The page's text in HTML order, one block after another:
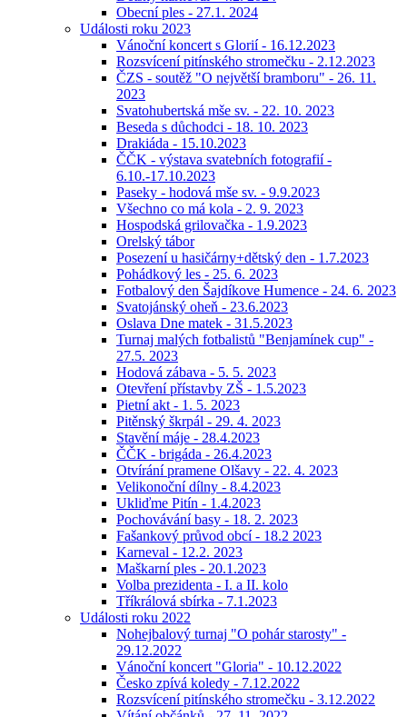
Obecní ples - 27.1. 2024
Události roku 2023
Vánoční koncert s Glorií - 16.12.2023
Rozsvícení pitínského stromečku - 2.12.2023
ČZS - soutěž "O největší bramboru" - 26. 11.
2023
Svatohubertská mše sv. - 22. 10. 2023
Beseda s důchodci - 18. 10. 2023
Drakiáda - 15.10.2023
ČČK - výstava svatebních fotografií -
6.10.-17.10.2023
Paseky - hodová mše sv. - 9.9.2023
Všechno co má kola - 2. 9. 2023
Hospodská grilovačka - 1.9.2023
Orelský tábor
Posezení u hasičárny+dětský den - 1.7.2023
Pohádkový les - 25. 6. 2023
Fotbalový den Šajdíkove Humence - 24. 6. 2023
Svatojánský oheň - 23.6.2023
Oslava Dne matek - 31.5.2023
Turnaj malých fotbalistů "Benjamínek cup" -
27.5. 2023
Hodová zábava - 5. 5. 2023
Otevření přístavby ZŠ - 1.5.2023
Pietní akt - 1. 5. 2023
Pitěnský škrpál - 29. 4. 2023
Stavění máje - 28.4.2023
ČČK - brigáda - 26.4.2023
Otvírání pramene Olšavy - 22. 4. 2023
Velikonoční dílny - 8.4.2023
Ukliďme Pitín - 1.4.2023
Pochovávání basy - 18. 2. 2023
Fašankový průvod obcí - 18.2 2023
Karneval - 12.2. 2023
Maškarní ples - 20.1.2023
Volba prezidenta - I. a II. kolo
Tříkrálová sbírka - 7.1.2023
Události roku 2022
Nohejbalový turnaj "O pohár starosty" -
29.12.2022
Vánoční koncert "Gloria" - 10.12.2022
Česko zpívá koledy - 7.12.2022
Rozsvícení pitínského stromečku - 3.12.2022